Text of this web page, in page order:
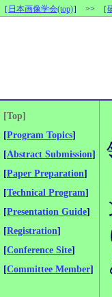
［ 日本画像学会(top)］ >> ［
[Top]
[Program Topics]
[Abstract Submission]
[Paper Preparation]
[Technical Program]
[Presentation Guide]
[Registration]
[Conference Site]
[Committee Member]